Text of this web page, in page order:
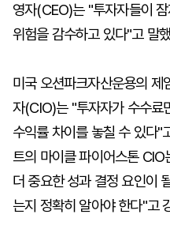
영자(CEO)는 "투자자들이
위험을 감수하고 있다"고 말
미국 오션파크자산운용의 제
자(CIO)는 "투자자가 수수료
수익률 차이를 놓칠 수 있다"
트의 마이클 파이어스톤
더 중요한 성과 결정 요인이
는지 정확히 알아야 한다"고